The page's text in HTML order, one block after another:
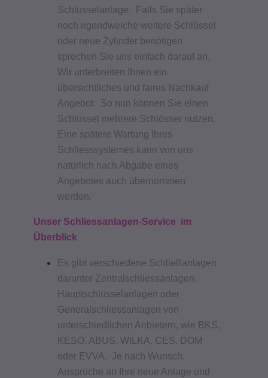
Schlüsselanlage. Falls Sie später
noch irgendwelche weitere Schlüssel
oder neue Zylinder benötigen
sprechen Sie uns einfach darauf an.
Wir unterbreiten Ihnen ein
übersichtliches und faires Nachkauf
Angebot. So nun können Sie einen
Schlüssel mehrere Schlösser nutzen.
Eine spätere Wartung Ihres
Schliesssystemes kann von uns
natürlich nach Abgabe eines
Angebotes auch übernommen
werden.
Unser Schliessanlagen-Service im
Überblick
Es gibt verschiedene Schließanlagen
darunter Zentralschliessanlagen,
Hauptschlüsselanlagen oder
Generalschliessanlagen von
unterschiedlichen Anbietern, wie BKS,
KESO, ABUS, WILKA, CES, DOM
oder EVVA. Je nach Wunsch,
Ansprüche an Ihre neue Anlage und